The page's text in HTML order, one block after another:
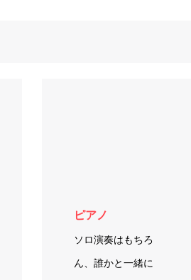
ピアノ
ソロ演奏はもちろ
ん、誰かと一緒に